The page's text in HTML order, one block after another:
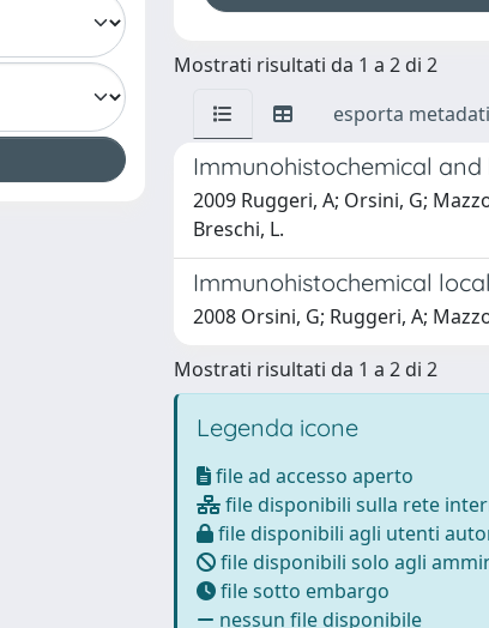
Mostrati risultati da 1 a 2 di 2
esporta metadati
Immunohistochemical
2009 Ruggeri, A; Orsini, G;
Breschi, L.
Immunohistochemical
2008 Orsini, G; Ruggeri, A;
Mostrati risultati da 1 a 2 di 2
Legenda icone
file ad accesso aperto
file disponibili sulla rete
file disponibili agli utenti
file disponibili solo agli
file sotto embargo
nessun file disponibile